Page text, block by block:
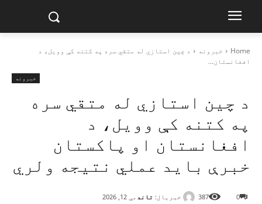
Home خبرونه
د چین استازي له متقي سره په کتنه کې وویل، د
افغانستان...
خبرونه
د چین استازي له متقي سره
په کتنه کې وویل، د
افغانستان او پاکستان
خبرې باید عملي نتیجه ولري
خبریال: تاند مې 12, 2026 0
387